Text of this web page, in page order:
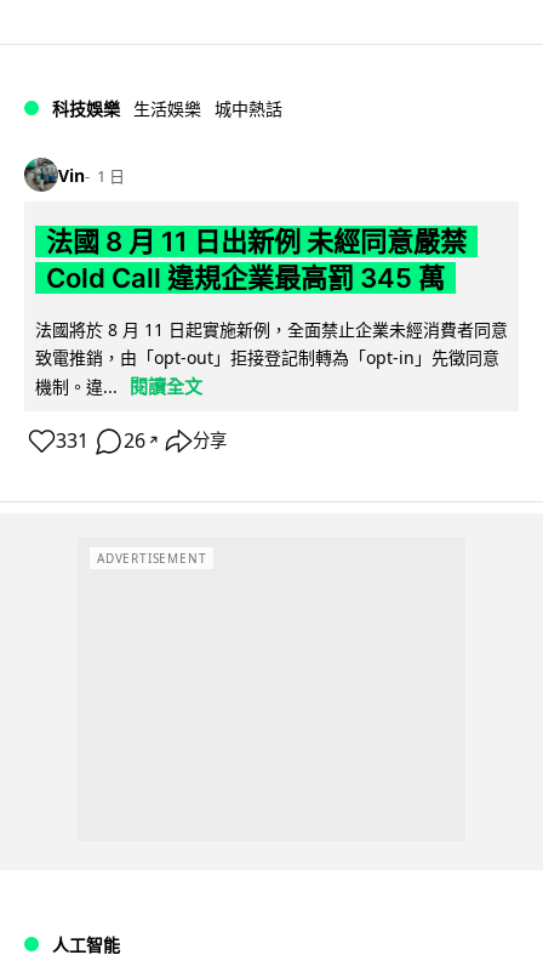
科技娛樂 生活娛樂 城中熱話
Vin 1 日
法國 8 月 11 日出新例 未經同意嚴禁
Cold Call 違規企業最高罰 345 萬
法國將於 8 月 11 日起實施新例，全面禁止企業未經消費者同意
致電推銷，由「opt-out」拒接登記制轉為「opt-in」先徵同意
機制。違...
閱讀全文
331 26 ↗ 分享
ADVERTISEMENT
人工智能